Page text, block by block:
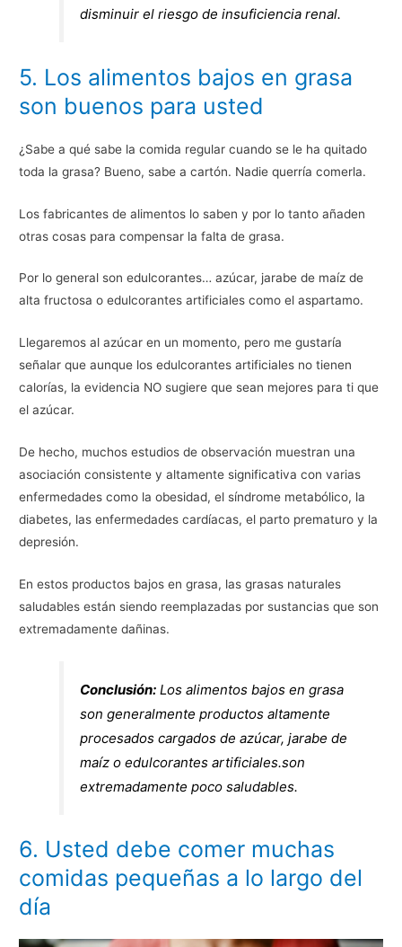
disminuir el riesgo de insuficiencia renal.
5. Los alimentos bajos en grasa
son buenos para usted
¿Sabe a qué sabe la comida regular cuando se le ha quitado
toda la grasa? Bueno, sabe a cartón. Nadie querría comerla.
Los fabricantes de alimentos lo saben y por lo tanto añaden
otras cosas para compensar la falta de grasa.
Por lo general son edulcorantes… azúcar, jarabe de maíz de
alta fructosa o edulcorantes artificiales como el aspartamo.
Llegaremos al azúcar en un momento, pero me gustaría
señalar que aunque los edulcorantes artificiales no tienen
calorías, la evidencia NO sugiere que sean mejores para ti que
el azúcar.
De hecho, muchos estudios de observación muestran una
asociación consistente y altamente significativa con varias
enfermedades como la obesidad, el síndrome metabólico, la
diabetes, las enfermedades cardíacas, el parto prematuro y la
depresión.
En estos productos bajos en grasa, las grasas naturales
saludables están siendo reemplazadas por sustancias que son
extremadamente dañinas.
Conclusión: Los alimentos bajos en grasa
son generalmente productos altamente
procesados cargados de azúcar, jarabe de
maíz o edulcorantes artificiales.son
extremadamente poco saludables.
6. Usted debe comer muchas
comidas pequeñas a lo largo del
día